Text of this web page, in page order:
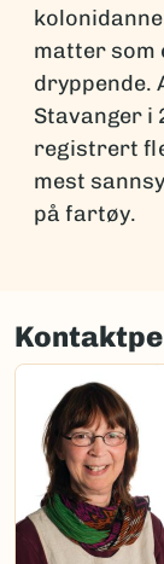
matter som
dryppende.
Stavanger i
registrert
mest
på fartøy.